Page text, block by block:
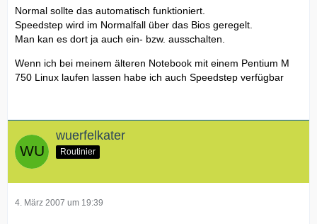
Normal sollte das automatisch funktioniert.
Speedstep wird im Normalfall über das Bios geregelt.
Man kan es dort ja auch ein- bzw. ausschalten.
Wenn ich bei meinem älteren Notebook mit einem Pentium M
750 Linux laufen lassen habe ich auch Speedstep verfügbar
wuerfelkater
Routinier
4. März 2007 um 19:39